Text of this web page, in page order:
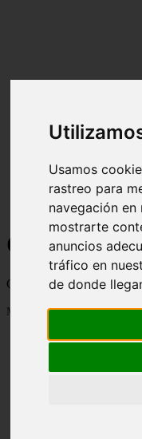
Usamos
rastreo para
navegación en
mostrarte
anuncios
tráfico en
de donde
Cosas curiosas,
Mostrando 1 - 24 de 2833